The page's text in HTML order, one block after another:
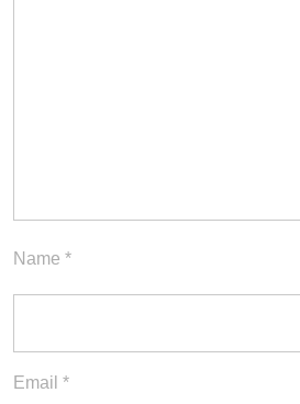
Name *
Email *